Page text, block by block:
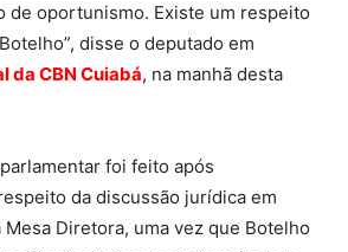
de oportunismo. Existe um respeito
disse o deputado em
da CBN Cuiabá, na manhã desta
foi feito após
da discussão jurídica em
Diretora, uma vez que Botelho